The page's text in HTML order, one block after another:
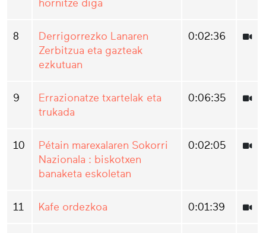
hornitze diga
8
Derrigorrezko Lanaren
Zerbitzua eta gazteak
ezkutuan
0:02:36
9
Errazionatze txartelak eta
trukada
0:06:35
10
Pétain marexalaren Sokorri
Nazionala : biskotxen
banaketa eskoletan
0:02:05
11 Kafe ordezkoa 0:01:39